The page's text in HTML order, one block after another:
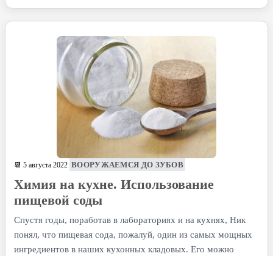
📆 5 августа 2022 ВООРУЖАЕМСЯ ДО ЗУБОВ
Химия на кухне. Использование
пищевой соды
Спустя годы, поработав в лабораториях и на кухнях, Ник
понял, что пищевая сода, пожалуй, один из самых мощных
ингредиентов в наших кухонных кладовых. Его можно